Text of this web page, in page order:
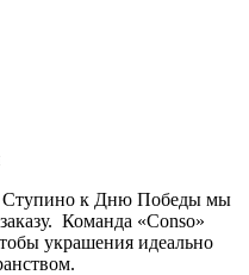
Ступино к Дню Победы мы
Команда «Conso»
украшения идеально